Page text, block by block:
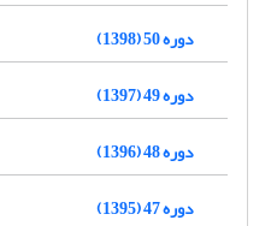
دوره 50 (1398)
دوره 49 (1397)
دوره 48 (1396)
دوره 47 (1395)